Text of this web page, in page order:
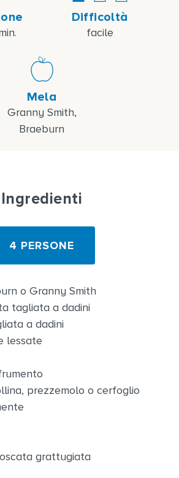
Difficoltà
facile
Mela
Granny Smith,
Braeburn
Ingredienti
4 PERSONE
o Granny Smith
tagliata a dadini
a dadini
lessate
prezzemolo o cerfoglio
grattugiata